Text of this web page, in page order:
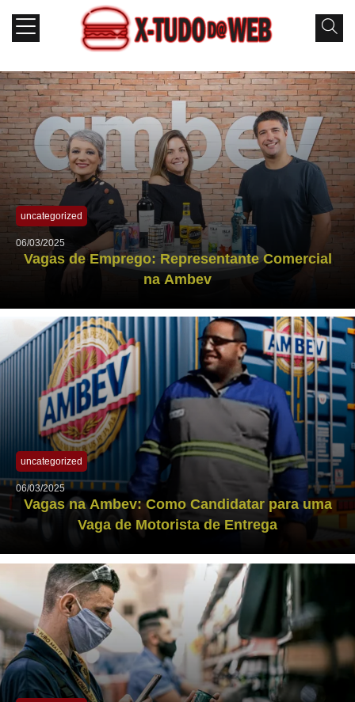
uncategorized
06/03/2025
Vagas de Emprego: Representante Comercial
na Ambev
uncategorized
06/03/2025
Vagas na Ambev: Como Candidatar para uma
Vaga de Motorista de Entrega